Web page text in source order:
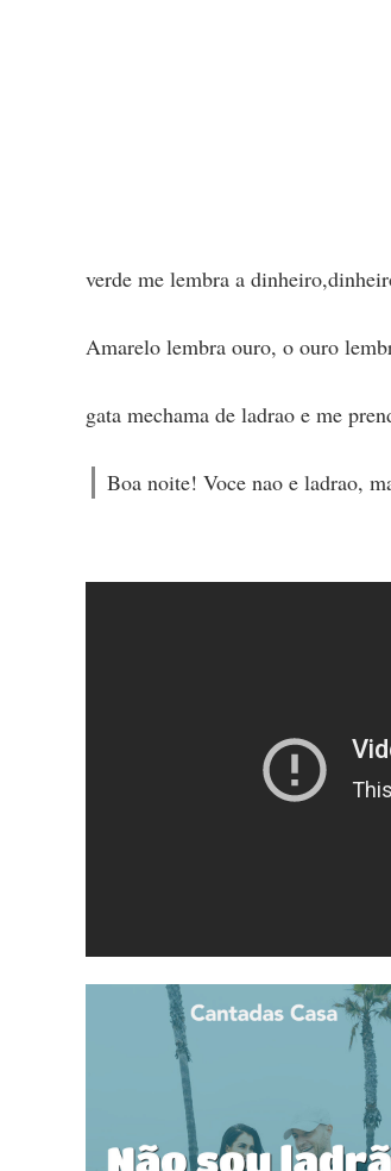
verde me lembra a
Amarelo lembra ouro, o ouro
gata mechama de ladrao e me
Boa noite! Voce nao e ladrao,